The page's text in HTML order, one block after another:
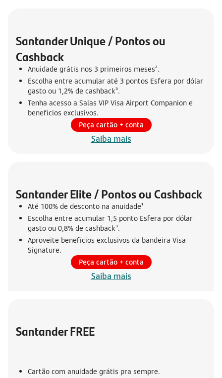
Santander Unique / Pontos ou
Cashback
Anuidade grátis nos 3 primeiros meses².
Escolha entre acumular até 3 pontos Esfera por dólar
gasto ou 1,2% de cashback³.
Tenha acesso a Salas VIP Visa Airport Companion e
benefícios exclusivos.
Peça cartão + conta
Saiba mais
Santander Elite / Pontos ou Cashback
Até 100% de desconto na anuidade¹
Escolha entre acumular 1,5 ponto Esfera por dólar
gasto ou 0,8% de cashback³.
Aproveite benefícios exclusivos da bandeira Visa
Signature.
Peça cartão + conta
Saiba mais
Santander FREE
Cartão com anuidade grátis pra sempre.